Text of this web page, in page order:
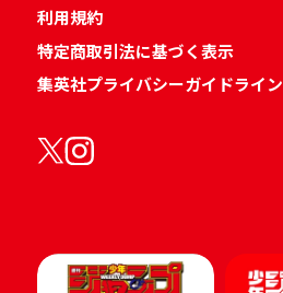
利用規約
特定商取引法に基づく表示
集英社プライバシーガイドライン